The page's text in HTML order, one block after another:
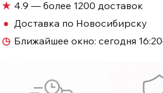
★ 4.9 — более 1200 доставок
● Доставка по Новосибирску
◷ Ближайшее окно: сегодня